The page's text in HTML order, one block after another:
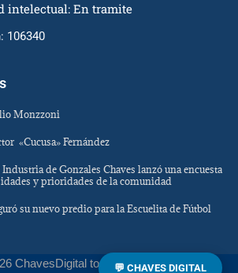
intelectual: En tramite
106340
Monzzoni
«Cucusa» Fernández
de Gonzales Chaves lanzó una encuesta
y prioridades de la comunidad
su nuevo predio para la Escuelita de Fútbol
ChavesDigital todos los derechos
💬 CHAVES DIGITAL